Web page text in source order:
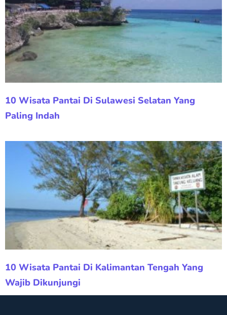
10 Wisata Pantai Di Sulawesi Selatan Yang
Paling Indah
10 Wisata Pantai Di Kalimantan Tengah Yang
Wajib Dikunjungi